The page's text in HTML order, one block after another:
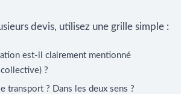
devis, utilisez une grille simple :
est-il clairement mentionné
?
transport ? Dans les deux sens ?